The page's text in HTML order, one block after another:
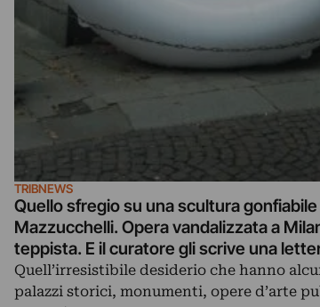
TRIBNEWS
Quello sfregio su una scultura
Mazzucchelli. Opera vandalizzata a
teppista. E il curatore gli scrive una
Quell’irresistibile desiderio che hanno
palazzi storici, monumenti, opere d’arte